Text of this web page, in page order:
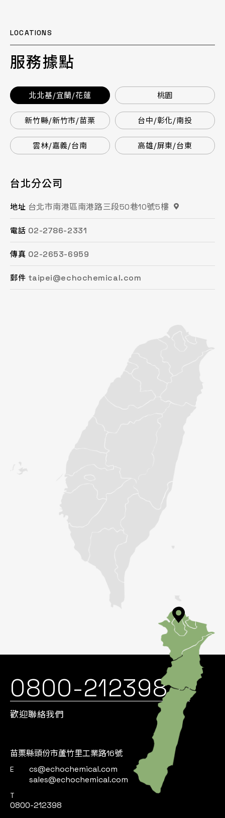
LOCATIONS
服務據點
北北基/宜蘭/花蓮 桃園
新竹縣/新竹市/苗栗 台中/彰化/南投
雲林/嘉義/台南 高雄/屏東/台東
台北分公司
地址 台北市南港區南港路三段50巷10號5樓
電話 02-2786-2331
傳真 02-2653-6959
郵件 taipei@echochemical.com
桃園分公司
地址 桃園市平鎮區復興街62號2樓
電話 03-494-6939
傳真 03-493-0687
郵件 chungli@echochemical.com
總公司 / 竹苗分公司
地址 苗栗縣頭份市工業路16號
電話 037-621-088
傳真 037-615-096
郵件 miaoli@echochemical.com
台中分公司
地址 台中市南屯區文心路一段218號15F之2
電話 04-2472-8859
傳真 04-2472-8825
郵件 taichung@echochemical.com
台南分公司
地址 台南市永康區鹽洲一街63巷33號
電話 06-243-6589
傳真 06-253-8208
郵件 tainan@echochemical.com
高雄分公司
地址 高雄市鳳山區鳳頂路479號
電話 07-753-9988
傳真 07-753-1958
郵件 kaohsiung@echochemical.com
0800-212398
歡迎聯絡我們
苗栗縣頭份市蘆竹里工業路16號
E
cs@echochemical.com
sales@echochemical.com
T
0800-212398